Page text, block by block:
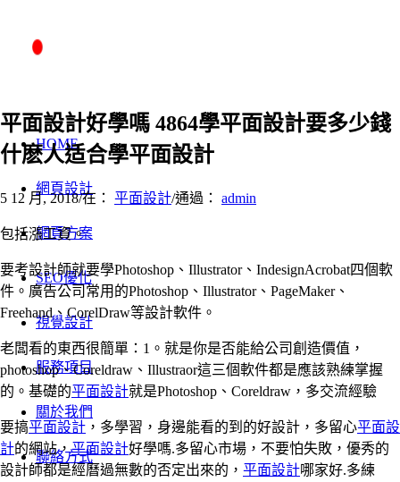
HOME
網頁設計
網頁方案
SEO優化
視覺設計
服務項目
關於我們
聯絡方式
平面設計好學嗎 4864學平面設計要多少錢
什麽人适合學平面設計
5 12 月, 2018/在： 平面設計/通過： admin
包括漲工資。
要考設計師就要學Photoshop、Illustrator、IndesignAcrobat四個軟
件。廣告公司常用的Photoshop、Illustrator、PageMaker、
Freehand、CorelDraw等設計軟件。
老闆看的東西很簡單：1。就是你是否能給公司創造價值，
photoshop、Coreldraw、Illustraor這三個軟件都是應該熟練掌握
的。基礎的平面設計就是Photoshop、Coreldraw，多交流經驗
要搞平面設計 ，多學習，身邊能看的到的好設計，多留心平面設
計的網站，平面設計好學嗎.多留心市場，不要怕失敗，優秀的
設計師都是經曆過無數的否定出來的， 平面設計哪家好.多練